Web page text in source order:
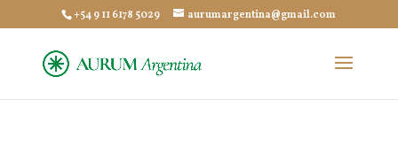
+54 9 11 6178 5029 aurumargentina@gmail.com